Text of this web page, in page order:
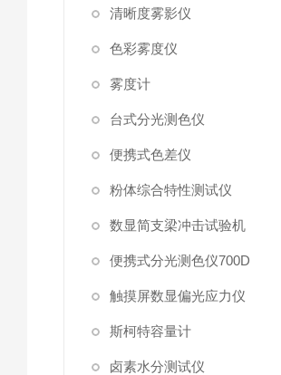
清晰度雾影仪
色彩雾度仪
雾度计
台式分光测色仪
便携式色差仪
粉体综合特性测试仪
数显简支梁冲击试验机
便携式分光测色仪700D
触摸屏数显偏光应力仪
斯柯特容量计
卤素水分测试仪